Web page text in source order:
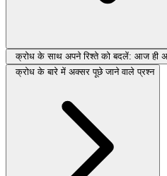
क्रोध के साथ अपने रिश्ते को बदलें: आज ही
क्रोध के बारे में अक्सर पूछे जाने वाले प्रश्न